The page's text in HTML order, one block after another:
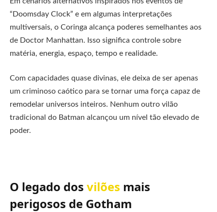
“Doomsday Clock” e em algumas interpretações
multiversais, o Coringa alcança poderes semelhantes aos
de Doctor Manhattan. Isso significa controle sobre
matéria, energia, espaço, tempo e realidade.
Com capacidades quase divinas, ele deixa de ser apenas
um criminoso caótico para se tornar uma força capaz de
remodelar universos inteiros. Nenhum outro vilão
tradicional do Batman alcançou um nível tão elevado de
poder.
O legado dos vilões mais
perigosos de Gotham